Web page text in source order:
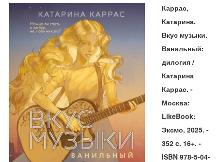
Каррас,
Катарина.
Вкус музыки.
Ванильный:
дилогия /
Катарина
Каррас. -
Москва:
LikeBook:
Эксмо, 2025. -
352 c. 16+. -
ISBN 978-5-04-